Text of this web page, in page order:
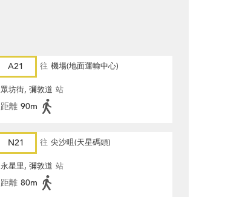
A21 往 機場(地面運輸中心)
眾坊街, 彌敦道 站
距離 90m
N21 往 尖沙咀(天星碼頭)
永星里, 彌敦道 站
距離 80m